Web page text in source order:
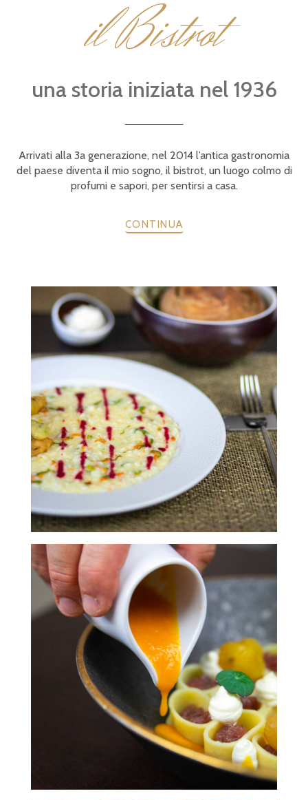
il Bistrot
una storia iniziata nel 1936
Arrivati alla 3a generazione, nel 2014 l’antica gastronomia
del paese diventa il mio sogno, il bistrot, un luogo colmo di
profumi e sapori, per sentirsi a casa.
CONTINUA